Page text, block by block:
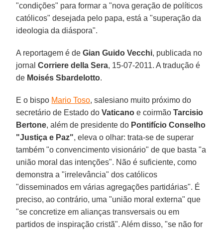
"condições" para formar a "nova geração de políticos
católicos" desejada pelo papa, está a "superação da
ideologia da diáspora".
A reportagem é deGian Guido Vecchi, publicada no
jornalCorriere della Sera, 15-07-2011. A tradução é
de Moisés Sbardelotto.
E o bispo Mario Toso, salesiano muito próximo do
secretário de Estado doVaticano e coirmãoTarcisio
Bertone, além de presidente do Pontifício Conselho
"Justiça e Paz", eleva o olhar: trata-se de superar
também "o convencimento visionário" de que basta "a
união moral das intenções". Não é suficiente, como
demonstra a "irrelevância" dos católicos
"disseminados em várias agregações partidárias". É
preciso, ao contrário, uma "união moral externa" que
"se concretize em alianças transversais ou em
partidos de inspiração cristã". Além disso, "se não for